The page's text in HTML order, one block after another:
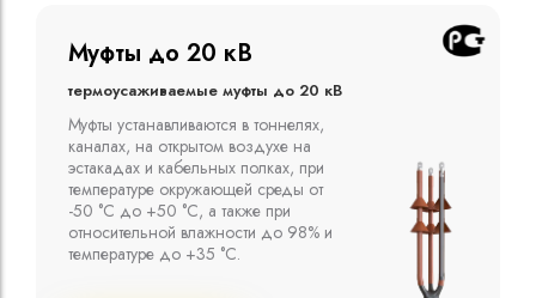
Муфты до 10 кВ
Термоусаживаемые муфты до 10 кВ
Компания ООО "Москабельторг"
предлагает, как соединительные
термоусаживаемые муфты на кабель
напряжением до 10 кВ с изоляцией
из маслопропитанной бумаги и
сшитого полиэтилена собственного
производства